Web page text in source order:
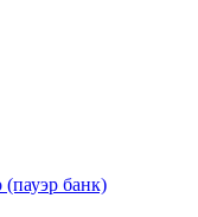
(пауэр банк)